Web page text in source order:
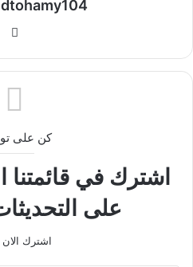
كن على
اشترك في قائمتنا
على
اشترك الان